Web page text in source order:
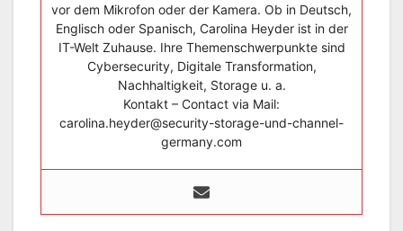
vor dem Mikrofon oder der Kamera. Ob in Deutsch,
Englisch oder Spanisch, Carolina Heyder ist in der
IT-Welt Zuhause. Ihre Themenschwerpunkte sind
Cybersecurity, Digitale Transformation,
Nachhaltigkeit, Storage u. a.
Kontakt – Contact via Mail:
carolina.heyder@security-storage-und-channel-
germany.com